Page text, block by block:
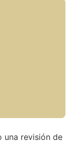
una revisión de